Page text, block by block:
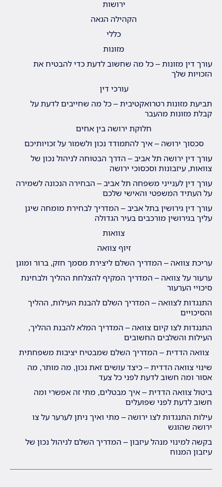
ירושות
הקהילה הגאה
כללי
מזונות
עורך דין מזונות – כל מה שחשוב לדעת כדי להבטיח את
הזכויות שלך
עורכי דין
תביעת מזונות רטרואקטיבית – כל מה שחייבים לדעת על
קבלת מזונות מהעבר
חלוקת ירושה בין אחים
סכסוך ירושה – איך להתמודד נכון ולשמור על זכויותיכם
עורך דין ירושה תל אביב – הדרך הבטוחה לניהול נכון של
צוואות, עיזבונות וסכסוכי ירושה
עורך דין לענייני משפחה תל אביב – הבחירה הנכונה לשמירה
על העתיד המשפטי והאישי שלכם
עורך דין גירושין בתל אביב – המדריך לבחירת מומחה שיגן
עליך בגירושין מורכבים בעיר הגדולה
צוואות
זיוף צוואה
עריכת צוואה – המדריך השלם ליצירת מסמך חזק, ברור ומוגן
ערעור על צוואה – המדריך המקיף להצלחת ההליך ולבחינת
סיכויי הערעור
התנגדות לצוואה – המדריך השלם להבנת העילות, ההליך
והסיכויים
התנגדות לצו קיום צוואה – המדריך המלא להבנת ההליך,
העילות והשלבים החשובים
צוואה הדדית – המדריך השלם שמבטיח יציבות משפחתית
שינוי צוואה הדדית – כיצד עושים זאת נכון, מה מותר, מה
אסור ומה חשוב לדעת לפני כל צעד
ביטול צוואה הדדית – איך מבטלים, מתי זה אפשרי ומה
חשוב לדעת לפני שפועלים
עילות התנגדות לצו ירושה – מתי ואיך ניתן לערער על צו
ירושה שהוגש
בקשה למינוי מנהל עיזבון – המדריך השלם לניהול נכון של
עיזבון המנוח